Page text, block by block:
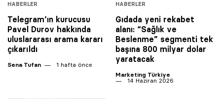
HABERLER
Telegram’ın kurucusu
Pavel Durov hakkında
uluslararası arama kararı
çıkarıldı
Sena Tufan 1 hafta önce
HABERLER
Gıdada yeni rekabet
alanı: “Sağlık ve
Beslenme” segmenti tek
başına 800 milyar dolar
yaratacak
Marketing Türkiye
14 Haziran 2026